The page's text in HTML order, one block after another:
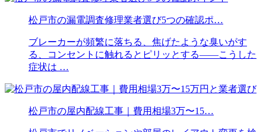
松戸市の漏電調査修理業者選び5つの確認ポ…
ブレーカーが頻繁に落ちる、焦げたような臭いがす
る、コンセントに触れるとピリッとする——こうした
症状は …
松戸市の屋内配線工事｜費用相場3万〜15…